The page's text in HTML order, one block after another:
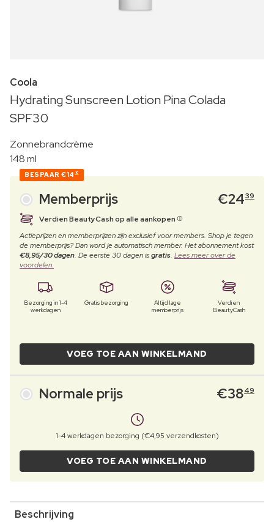
Coola
Hydrating Sunscreen Lotion Pina Colada
SPF30
Zonnebrandcrème
148 ml
BESPAAR €14 10
Memberprijs €2439
Verdien BeautyCash op alle aankopen
Actieprijzen en memberprijzen zijn exclusief voor members. Shop je tegen
de memberprijs? Dan word je automatisch member. Het abonnement kost
€8,95/30 dagen. De eerste 30 dagen isgratis. Lees meer over de
voordelen.
Bezorging in 1-4
werkdagen
Gratis bezorging
Altijd lage
memberprijs
Verdien
BeautyCash
VOEG TOE AAN WINKELMAND
Normale prijs €3849
1-4 werkdagen bezorging (€4,95 verzendkosten)
VOEG TOE AAN WINKELMAND
Beschrijving